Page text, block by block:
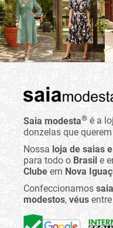
Saia modesta® é a
donzelas que
Nossa loja de saias
para todo o Brasil e
Clube em Nova
Confeccionamos
modestos, véus